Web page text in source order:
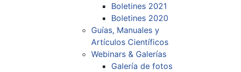
Boletines 2021
Boletines 2020
Guías, Manuales y
Artículos Científicos
Webinars & Galerías
Galería de fotos